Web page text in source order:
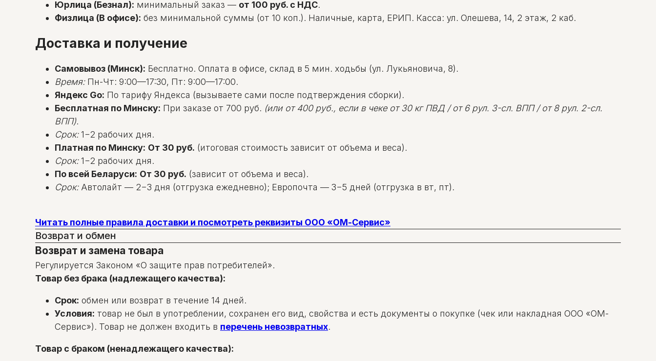
Юрлица (Безнал): минимальный заказ — от 100 руб. с НДС.
Физлица (В офисе): без минимальной суммы (от 10 коп.). Наличные, карта, ЕРИП. Касса: ул. Олешева, 14, 2 этаж, 2 каб.
Доставка и получение
Самовывоз (Минск): Бесплатно. Оплата в офисе, склад в 5 мин. ходьбы (ул. Лукьяновича, 8).
Время:Пн-Чт: 9:00—17:30, Пт: 9:00—17:00.
Яндекс Go: По тарифу Яндекса (вызываете сами после подтверждения сборки).
Бесплатная по Минску: При заказе от 700 руб. (или от 400 руб., если в чеке от 30 кг ПВД / от 6 рул. 3-сл. ВПП / от 8 рул. 2-сл.
ВПП).
Срок:1−2 рабочих дня.
Платная по Минску: От 30 руб. (итоговая стоимость зависит от объема и веса).
Срок:1−2 рабочих дня.
По всей Беларуси: От 30 руб. (зависит от объема и веса).
Срок:Автолайт — 2−3 дня (отгрузка ежедневно); Европочта — 3−5 дней (отгрузка в вт, пт).
Читать полные правила доставки и посмотреть реквизиты ООО «ОМ-Сервис»
Возврат и обмен
Возврат и замена товара
Регулируется Законом «О защите прав потребителей».
Товар без брака (надлежащего качества):
Срок: обмен или возврат в течение 14 дней.
Условия: товар не был в употреблении, сохранен его вид, свойства и есть документы о покупке (чек или накладная ООО «ОМ-
Сервис»). Товар не должен входить в перечень невозвратных.
Товар с браком (ненадлежащего качества):